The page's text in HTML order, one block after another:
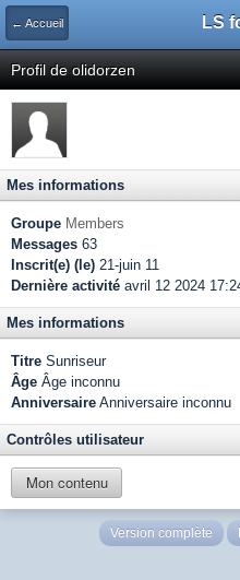
← Accueil LS
Profil de olidorzen
Mes informations
Groupe Members
Messages 63
Inscrit(e) (le) 21-juin 11
Dernière activité avril 12 2024
Mes informations
Titre Sunriseur
Âge Âge inconnu
Anniversaire Anniversaire inconnu
Contrôles utilisateur
Mon contenu
Version complète